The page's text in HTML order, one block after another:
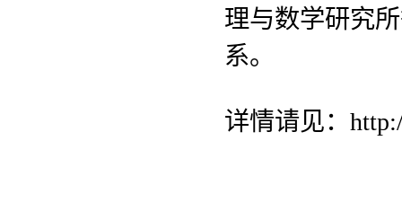
理与数学研究
系。
详情请见：